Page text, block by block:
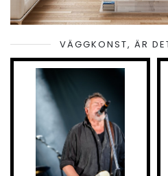
VÄGGKONST, ÄR